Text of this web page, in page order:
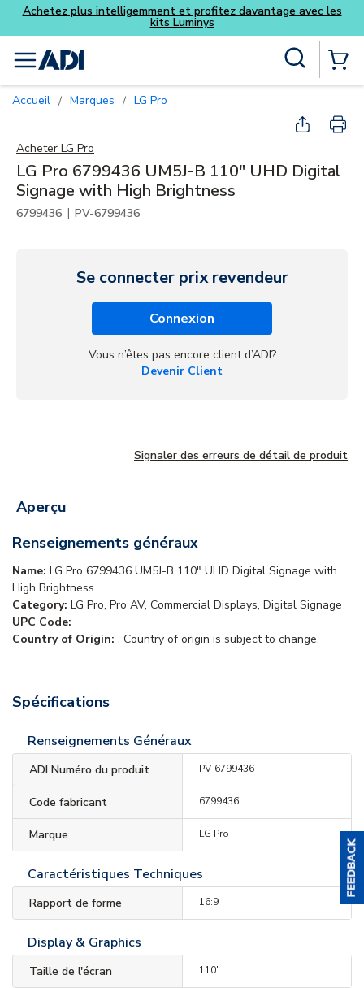
Skip to main content
Achetez plus intelligemment et profitez davantage avec les
kits Luminys
menu
Accueil / Marques / LG Pro
Acheter LG Pro
LG Pro 6799436 UM5J-B 110" UHD Digital
Signage with High Brightness
6799436 | PV-6799436
Se connecter prix revendeur
Connexion
Vous n’êtes pas encore client d’ADI?
Devenir Client
Signaler des erreurs de détail de produit
Aperçu
Renseignements généraux
Name: LG Pro 6799436 UM5J-B 110" UHD Digital Signage with
High Brightness
Category: LG Pro, Pro AV, Commercial Displays, Digital Signage
UPC Code:
Country of Origin: . Country of origin is subject to change.
Spécifications
Renseignements Généraux
ADI Numéro du produit PV-6799436
Code fabricant 6799436
Marque LG Pro
Caractéristiques Techniques
Rapport de forme 16:9
Display & Graphics
Taille de l'écran 110"